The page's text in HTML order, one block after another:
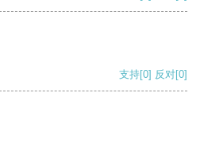
支持[0] 反对[0]